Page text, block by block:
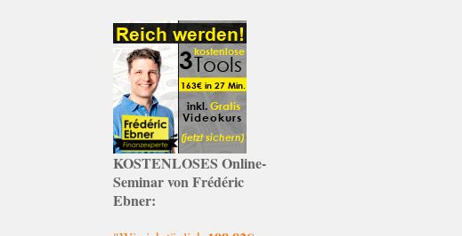
KOSTENLOSES Online-
Seminar von Frédéric
Ebner: